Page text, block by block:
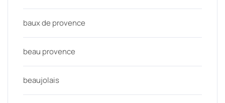
baux de provence
beau provence
beaujolais